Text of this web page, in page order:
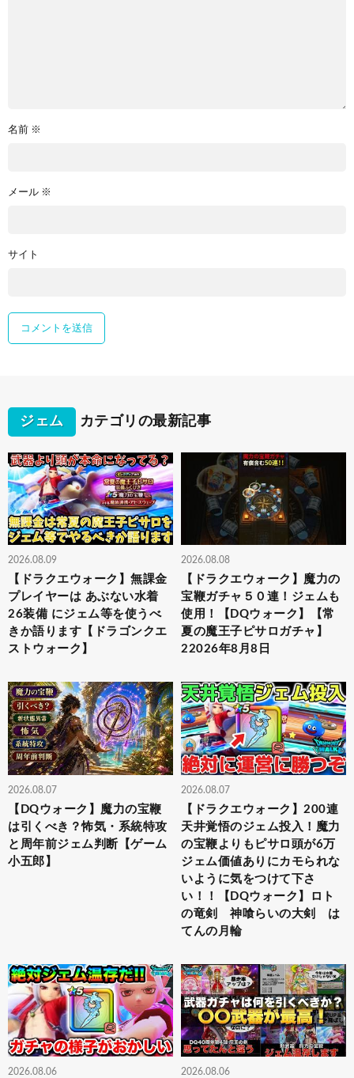
名前 ※
メール ※
サイト
ジェム カテゴリの最新記事
2026.08.09
【ドラクエウォーク】無課金
プレイヤーは あぶない水着
26装備 にジェム等を使うべ
きか語ります【ドラゴンクエ
ストウォーク】
2026.08.08
【ドラクエウォーク】魔力の
宝鞭ガチャ５０連！ジェムも
使用！【DQウォーク】【常
夏の魔王子ピサロガチャ】
22026年8月8日
2026.08.07
【DQウォーク】魔力の宝鞭
は引くべき？怖気・系統特攻
と周年前ジェム判断【ゲーム
小五郎】
2026.08.07
【ドラクエウォーク】200連
天井覚悟のジェム投入！魔力
の宝鞭よりもピサロ頭が6万
ジェム価値ありにカモられな
いように気をつけて下さ
い！！【DQウォーク】ロト
の竜剣 神喰らいの大剣 は
てんの月輪
2026.08.06 2026.08.06